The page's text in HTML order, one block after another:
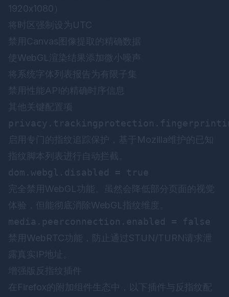
1920x1080）
将时区强制设为UTC
禁用Canvas图像提取的精确数据
使WebGL渲染结果添加微小噪声
将系统字体列表报告为有限子集
禁用性能API的精确时序信息
其他关键配置项
启用专门的指纹追踪保护，基于Mozilla维护的已知
指纹脚本列表进行自动拦截。
完全禁用WebGL功能。虽然会降低部分页面的视觉
体验，但能彻底消除WebGL指纹维度。
禁用WebRTC功能，防止通过STUN/TURN请求泄
露真实IP地址。
增强版反指纹插件
在Firefox的附加组件生态中，以下插件与反指纹配